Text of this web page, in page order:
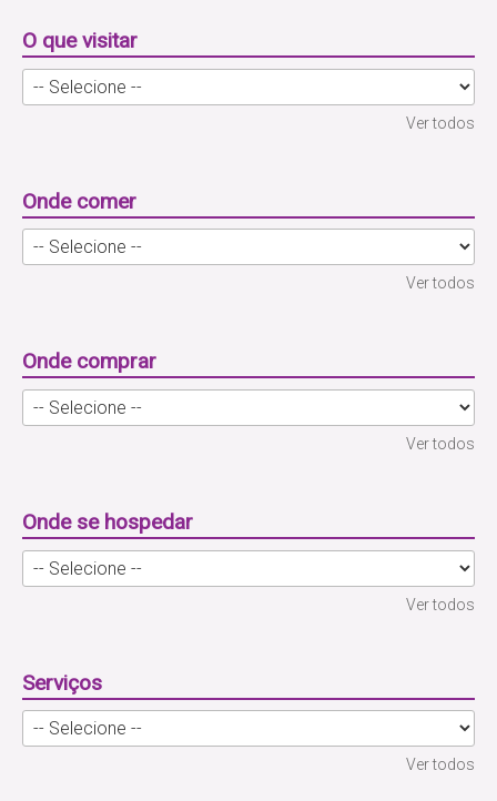
O que visitar
Ver todos
Onde comer
Ver todos
Onde comprar
Ver todos
Onde se hospedar
Ver todos
Serviços
Ver todos